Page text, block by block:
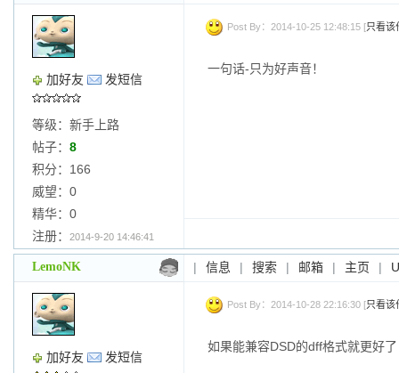
加好友 发短信
等级：新手上路
帖子： 8
积分：166
威望：0
精华：0
注册：
2014-9-20 14:46:41
Post By：2014-10-25 12:48:15 [只看该
一句话-只为好声音！
LemoNK | 信息 | 搜索 | 邮箱 | 主页 |
加好友 发短信
Post By：2014-10-28 22:16:30 [只看该
如果能兼容DSD的dff格式就更好了